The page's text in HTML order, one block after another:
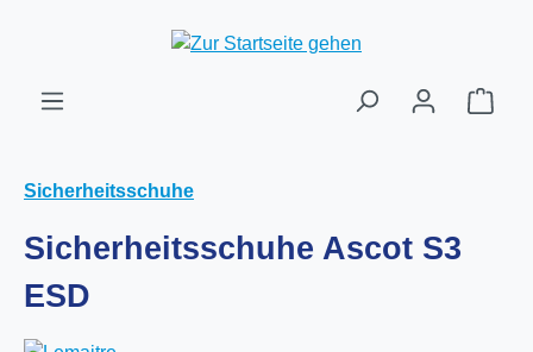
Zum Hauptinhalt springen
Sicherheitsschuhe
Sicherheitsschuhe Ascot S3
ESD